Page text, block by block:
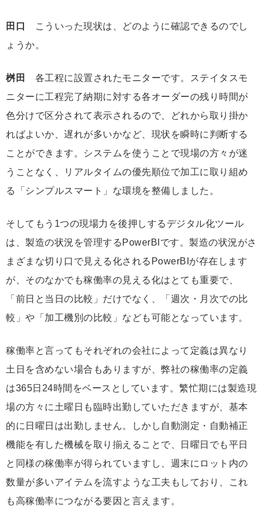
田口
こういった現状は、どのように確認できるのでし
ょうか。
桝田
各工程に設置されたモニターです。ステイタスモ
ニターに工程完了納期に対する各オーダーの残り時間が
色分けで区分されて表示されるので、どれから取り掛か
ればよいか、遅れが多いかなど、現状を瞬時に判断する
ことができます。システムを使うことで現場の方々が迷
うことなく、リアルタイムの優先順位で加工に取り組め
る「シンプルスマート」な環境を整備しました。
そしてもう1つの現場力を後押しするデジタル化ツール
は、製造の状況を管理するPowerBIです。製造の状況がさ
まざまな切り口で見える化されるPowerBIが存在します
が、そのなかでも稼働率の見える化はとても重要で、
「前日と当日の比較」だけでなく、「週次・月次での比
較」や「加工機別の比較」なども可能となっています。
稼働率と言ってもそれぞれの会社によって定義は異なり
土日を含めない場合もありますが、弊社の稼働率の定義
は365日24時間をベースとしています。繁忙期には製造現
場の方々に土曜日も臨時出勤していただきますが、基本
的に日曜日は出勤しません。しかし自動測定・自動補正
機能を有した機械を取り揃えることで、日曜日でも平日
と同様の稼働率が得られていますし、週末にロット内の
数量が多いアイテムを流すような工夫もしており、これ
も高稼働率につながる要因と言えます。